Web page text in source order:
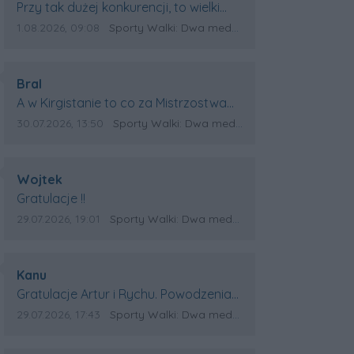
Jubileusz postanowiła popsuć
toruńska dziennikarka
uderzający w nasze bydgoskie
dobro narodowe.
Treść komentarza:
Przy tak dużej konkurencji, to wielki
sukces Artura. Gratulacje !
Data dodania komentarza:
1.08.2026, 09:08 Źródło komentarza:
Sporty Walki: Dwa medale za oceanem
Autor komentarza:
Bral
Treść komentarza:
A w Kirgistanie to co za Mistrzostwa
Swiata?
Data dodania komentarza:
30.07.2026, 13:50 Źródło komentarza:
Sporty Walki: Dwa medale za oceanem
Autor komentarza:
Wojtek
Treść komentarza:
Gratulacje !!
Data dodania komentarza:
29.07.2026, 19:01 Źródło komentarza:
Sporty Walki: Dwa medale za oceanem
Autor komentarza:
Kanu
Treść komentarza:
Gratulacje Artur i Rychu. Powodzenia
dla Kirgistanu.
Data dodania komentarza:
29.07.2026, 17:43 Źródło komentarza:
Sporty Walki: Dwa medale za oceanem